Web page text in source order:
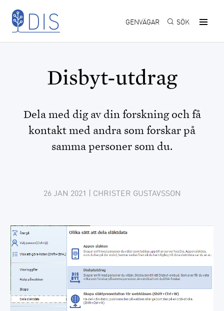
Hoppa till huvudinnehåll
GENVÄGAR SÖK
Disbyt-utdrag
Dela med dig av din forskning och få
kontakt med andra som forskar på
samma personer som du.
26 JAN 2021 | CHRISTER GUSTAVSSON